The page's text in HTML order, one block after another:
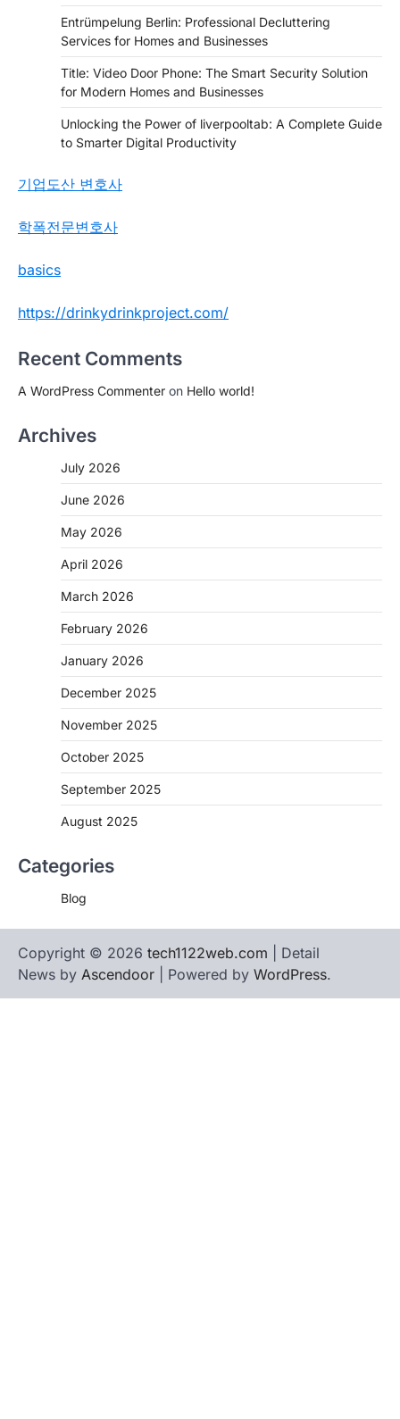
Entrümpelung Berlin: Professional Decluttering
Services for Homes and Businesses
Title: Video Door Phone: The Smart Security Solution
for Modern Homes and Businesses
Unlocking the Power of liverpooltab: A Complete Guide
to Smarter Digital Productivity
기업도산 변호사
학폭전문변호사
basics
https://drinkydrinkproject.com/
Recent Comments
A WordPress Commenter on Hello world!
Archives
July 2026
June 2026
May 2026
April 2026
March 2026
February 2026
January 2026
December 2025
November 2025
October 2025
September 2025
August 2025
Categories
Blog
Copyright © 2026 tech1122web.com | Detail
News by Ascendoor | Powered by WordPress.